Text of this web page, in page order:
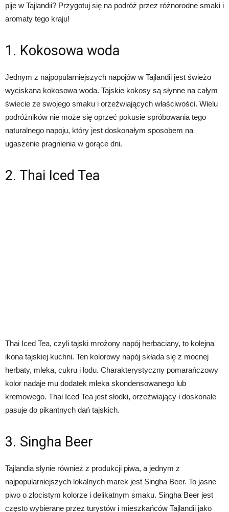
pije w Tajlandii? Przygotuj się na podróż przez różnorodne smaki i
aromaty tego kraju!
1. Kokosowa woda
Jednym z najpopularniejszych napojów w Tajlandii jest świeżo
wyciskana kokosowa woda. Tajskie kokosy są słynne na całym
świecie ze swojego smaku i orzeźwiających właściwości. Wielu
podróżników nie może się oprzeć pokusie spróbowania tego
naturalnego napoju, który jest doskonałym sposobem na
ugaszenie pragnienia w gorące dni.
2. Thai Iced Tea
Thai Iced Tea, czyli tajski mrożony napój herbaciany, to kolejna
ikona tajskiej kuchni. Ten kolorowy napój składa się z mocnej
herbaty, mleka, cukru i lodu. Charakterystyczny pomarańczowy
kolor nadaje mu dodatek mleka skondensowanego lub
kremowego. Thai Iced Tea jest słodki, orzeźwiający i doskonale
pasuje do pikantnych dań tajskich.
3. Singha Beer
Tajlandia słynie również z produkcji piwa, a jednym z
najpopularniejszych lokalnych marek jest Singha Beer. To jasne
piwo o złocistym kolorze i delikatnym smaku. Singha Beer jest
często wybierane przez turystów i mieszkańców Tajlandii jako